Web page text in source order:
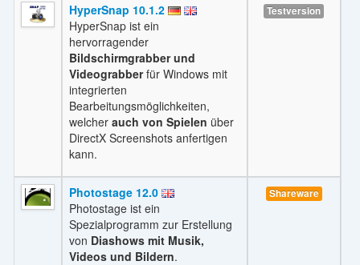
HyperSnap 10.1.2
HyperSnap ist ein
hervorragender
Bildschirmgrabber und
Videograbberfür Windows mit
integrierten
Bearbeitungsmöglichkeiten,
welcher auch von Spielen über
DirectX Screenshots anfertigen
kann.
Testversion
Photostage 12.0
Photostage ist ein
Spezialprogramm zur Erstellung
von Diashows mit Musik,
Videos und Bildern.
Shareware